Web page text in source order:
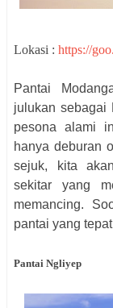
Lokasi : https://
Pantai
julukan sebagai
pesona alami
hanya deburan
sejuk, kita
sekitar yang
memancing.
pantai yang
Pantai Ngliyep